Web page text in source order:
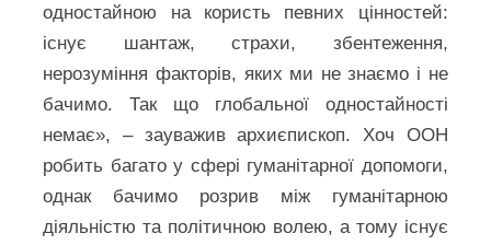
одностайною на користь певних цінностей:
існує шантаж, страхи, збентеження,
нерозуміння факторів, яких ми не знаємо і не
бачимо. Так що глобальної одностайності
немає», – зауважив архиєпископ. Хоч ООН
робить багато у сфері гуманітарної допомоги,
однак бачимо розрив між гуманітарною
діяльністю та політичною волею, а тому існує